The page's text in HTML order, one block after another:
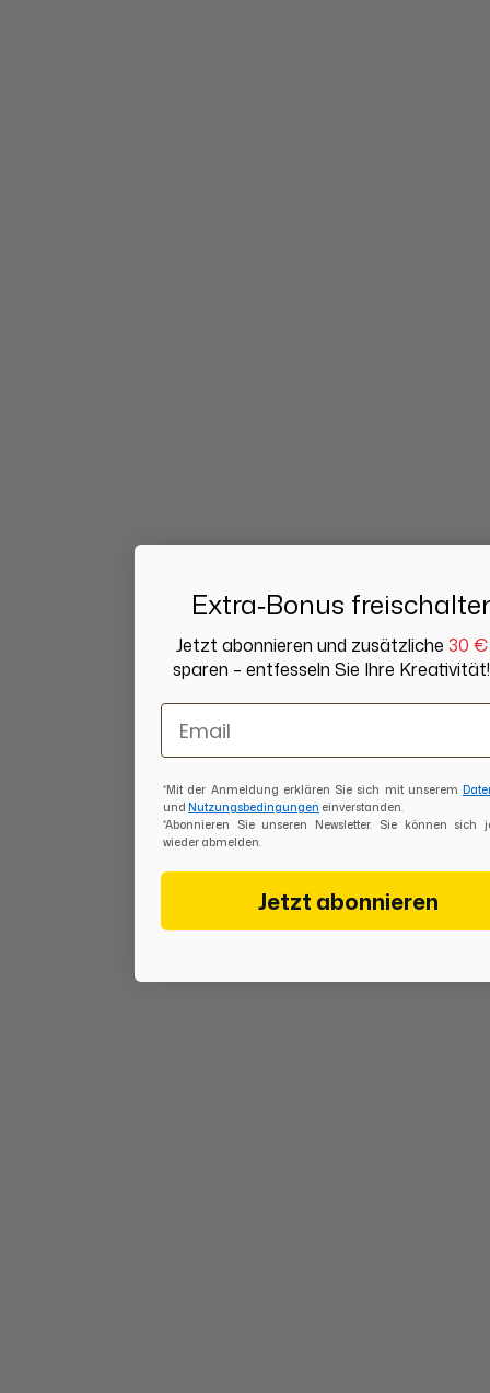
Extra‑Bonus
Jetzt abonnieren und zusätzliche 30 €
sparen – entfesseln Sie Ihre Kreativität!
Email
*Mit der Anmeldung erklären Sie sich mit unserem
und Nutzungsbedingungen einverstanden.
*Abonnieren Sie unseren Newsletter. Sie können sich
wieder abmelden.
Jetzt abonnieren